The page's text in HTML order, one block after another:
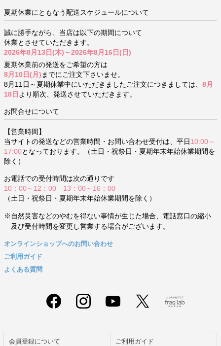
夏期休業にともなう配送スケジュールについて
誠に勝手ながら、当店は以下の期間について
休業とさせていただきます。
2026年8月13日(木)～2026年8月16日(日)
夏期休業前の発送をご希望の方は
8月10日(月) までにご注文下さいませ。
8月11日～夏期休業中にいただきましたご注文につきましては、 8月
18日 より順次、発送させていただきます。
お問合せについて
【営業時間】
当サイトの発送などの営業時間・お問い合わせ受付は、平日 10:00～
17:00となっております。（土日・祝祭日・夏期年末年始休業期間を
除く）
お電話での受付時間は次の通りです
10：00～12：00 13：00～16：00
（土日・祝祭日・夏期年末年始休業期間を除く）
※自然災害などのやむを得ない事情が生じた場合、電話窓口の縮小
及び受付時間を変更し営業する場合がございます。
オンラインショップへのお問い合わせ
ご利用ガイド
よくある質問
会員登録について ご利用ガイド